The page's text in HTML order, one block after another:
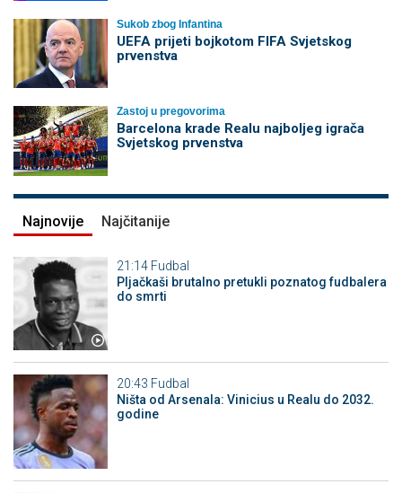
Sukob zbog Infantina
UEFA prijeti bojkotom FIFA Svjetskog
prvenstva
Zastoj u pregovorima
Barcelona krade Realu najboljeg igrača
Svjetskog prvenstva
Najnovije Najčitanije
21:14 Fudbal
Pljačkaši brutalno pretukli poznatog fudbalera
do smrti
20:43 Fudbal
Ništa od Arsenala: Vinicius u Realu do 2032.
godine